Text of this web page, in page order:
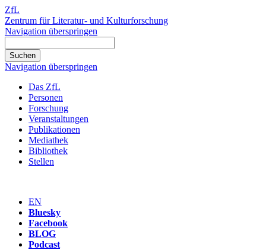
ZfL
Zentrum für Literatur- und Kulturforschung
Navigation überspringen
Navigation überspringen
Das ZfL
Personen
Forschung
Veranstaltungen
Publikationen
Mediathek
Bibliothek
Stellen
EN
Bluesky
Facebook
BLOG
Podcast